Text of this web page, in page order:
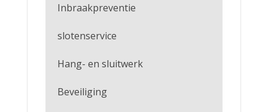
Inbraakpreventie
slotenservice
Hang- en sluitwerk
Beveiliging